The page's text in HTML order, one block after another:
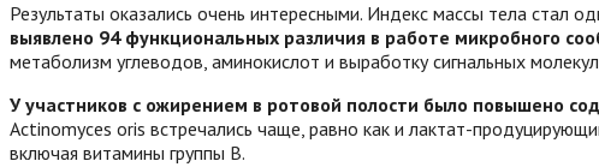
Результаты оказались очень интересными. Индекс массы тела стал
выявлено 94 функциональных различия в работе микробного
метаболизм углеводов, аминокислот и выработку сигнальных
У участников с ожирением в ротовой полости было повышено
Actinomyces oris встречались чаще, равно как и лактат-
включая витамины группы B.